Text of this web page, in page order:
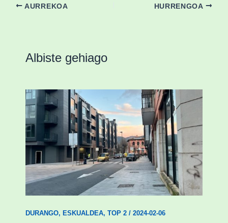
AURREKOA HURRENGOA
Albiste gehiago
Udal etxebizitza tasatuei buruzko lehen
ordenantza izango du Durangok
DURANGO, ESKUALDEA, TOP 2/ 2024-02-06